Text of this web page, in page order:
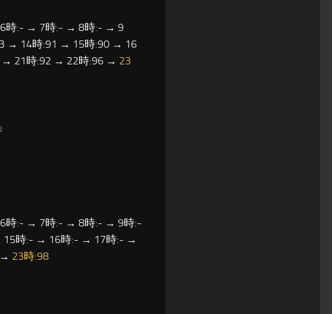
時:- → 7時:- → 8時:- → 9
→ 14時:91 → 15時:90 → 16
21時:92 → 22時:96 → 23
」
:- → 7時:- → 8時:- → 9時:-
時:- → 16時:- → 17時:- →
23時:98